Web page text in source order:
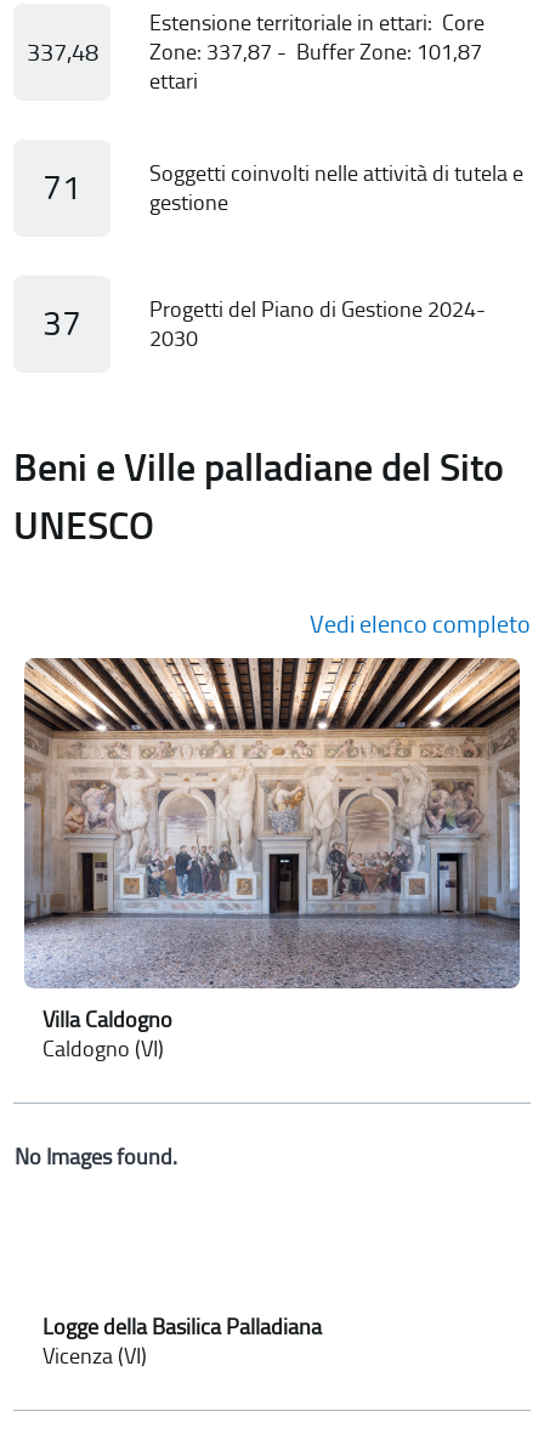
337,48
Estensione territoriale in ettari: Core
Zone: 337,87 - Buffer Zone: 101,87
ettari
71
Soggetti coinvolti nelle attività di tutela e
gestione
37
Progetti del Piano di Gestione 2024-
2030
Beni e Ville palladiane del Sito
UNESCO
Vedi elenco completo
Villa Caldogno
Caldogno (VI)
No Images found.
Logge della Basilica Palladiana
Vicenza (VI)